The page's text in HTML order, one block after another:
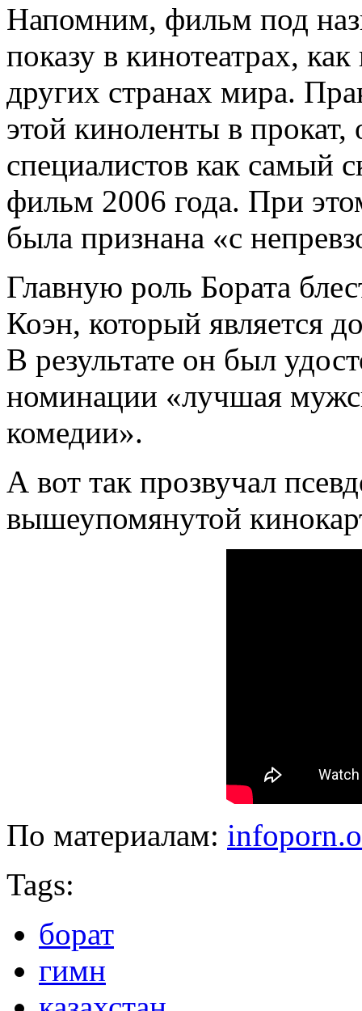
Напомним, фильм под
показу в кинотеатрах,
других странах мира.
этой киноленты в прокат,
специалистов как самый
фильм 2006 года. При
была признана «с
Главную роль Бората
Коэн, который является
В результате он был
номинации «лучшая
комедии».
А вот так прозвучал
вышеупомянутой
По материалам:
Tags:
борат
гимн